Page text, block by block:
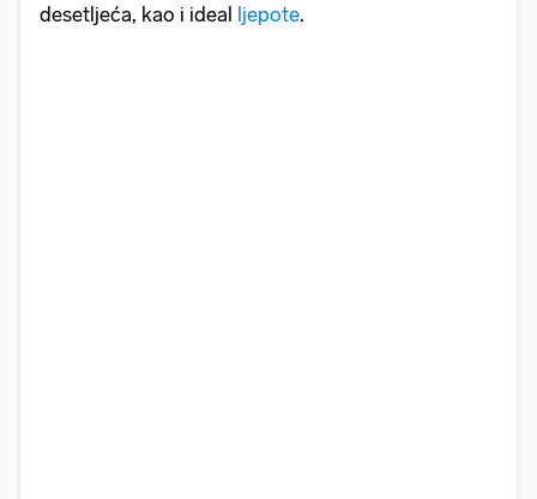
desetljeća, kao i ideal ljepote.